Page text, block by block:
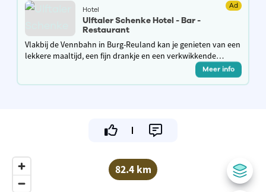
Hotel Ad
Ulftaler Schenke Hotel - Bar -
Restaurant
Vlakbij de Vennbahn in Burg-Reuland kan je genieten van een
lekkere maaltijd, een fijn drankje en een verkwikkende
overnachting met ontbijt. Gezellige no-nonsens op je tocht
Meer info
82.4 km